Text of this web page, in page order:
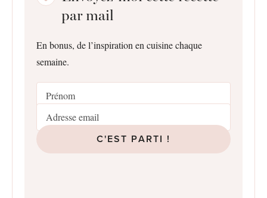
par mail
En bonus, de l’inspiration en cuisine chaque
semaine.
C'EST PARTI !